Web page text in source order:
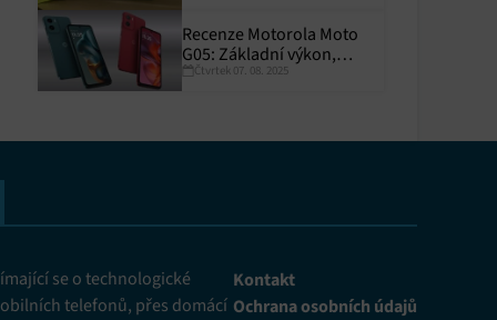
Recenze Motorola Moto
G05: Základní výkon,
skvělá výdrž
Čtvrtek 07. 08. 2025
se o technologické
telefonů, přes domácí
Kontakt
Ochrana osobních údajů